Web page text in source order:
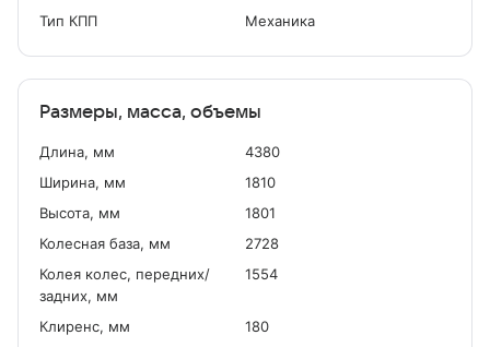
Тип КПП
Механика
Размеры, масса, объемы
Длина, мм
4380
Ширина, мм
1810
Высота, мм
1801
Колесная база, мм
2728
Колея колес, передних/
задних, мм
1554
Клиренс, мм
180